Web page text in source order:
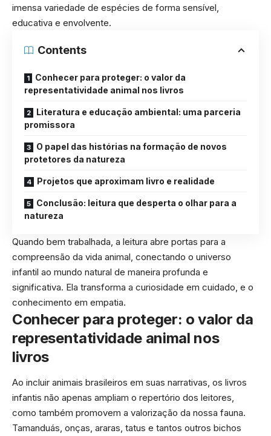
imensa variedade de espécies de forma sensível,
educativa e envolvente.
Contents
Conhecer para proteger: o valor da
representatividade animal nos livros
Literatura e educação ambiental: uma parceria
promissora
O papel das histórias na formação de novos
protetores da natureza
Projetos que aproximam livro e realidade
Conclusão: leitura que desperta o olhar para a
natureza
Quando bem trabalhada, a leitura abre portas para a
compreensão da vida animal, conectando o universo
infantil ao mundo natural de maneira profunda e
significativa. Ela transforma a curiosidade em cuidado, e o
conhecimento em empatia.
Conhecer para proteger: o valor da
representatividade animal nos
livros
Ao incluir animais brasileiros em suas narrativas, os livros
infantis não apenas ampliam o repertório dos leitores,
como também promovem a valorização da nossa fauna.
Tamanduás, onças, araras, tatus e tantos outros bichos